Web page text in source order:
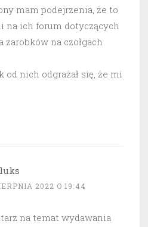
mam podejrzenia, że to
na ich forum dotyczących
zarobków na czołgach
od nich odgrażał się, że mi
2022 O 19:44
na temat wydawania